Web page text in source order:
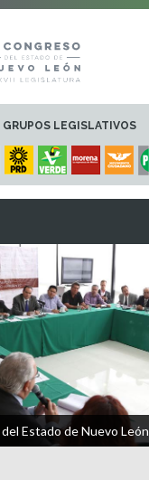
GRUPOS LEGISLATIVOS
Estado de Nuevo León